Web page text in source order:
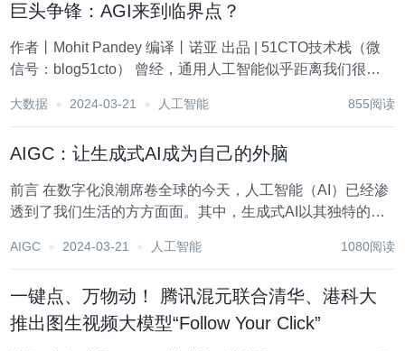
巨头争锋：AGI来到临界点？
作者丨Mohit Pandey 编译丨诺亚 出品 | 51CTO技术栈（微
信号：blog51cto） 曾经，通用人工智能似乎距离我们很
认为这一目标将在明年达成，有些人预测在2029年实现，还
大数据 2024-03-21 人工智能 855阅读
AIGC：让生成式AI成为自己的外脑
前言 在数字化浪潮席卷全球的今天，人工智能（AI）已经渗
透到了我们生活的方方面面。其中，生成式AI以其独特的魅
成内容）作为生成式AI的重要应用之一，正成为越来越多人
AIGC 2024-03-21 人工智能 1080阅读
一键点、万物动！ 腾讯混元联合清华、港科大
推出图生视频大模型“Follow Your Click”